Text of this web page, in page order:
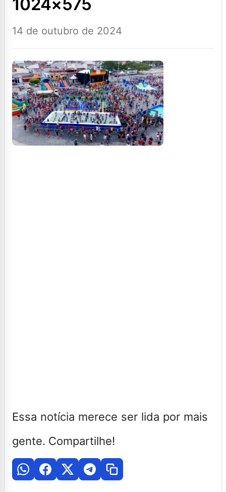
1024×575
14 de outubro de 2024
Essa notícia merece ser lida por mais
gente. Compartilhe!